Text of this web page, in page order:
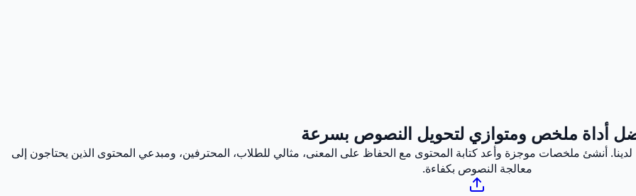
أداة ملخص ومتوازي لتحويل النصوص بسرعة
أنشئ ملخصات موجزة وأعد كتابة المحتوى مع الحفاظ على المعنى، مثالي للطلاب، المحترفين، ومبدعي المحتوى الذين يحتاجون إلى
معالجة النصوص بكفاءة.